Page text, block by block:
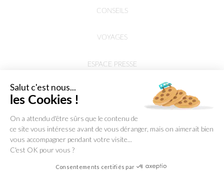
CONSEILS
VOYAGES
ESPACE PRESSE
Salut c'est nous...
les Cookies !
On a attendu d'être sûrs que le contenu de
ce site vous intéresse avant de vous déranger, mais on aimerait bien
vous accompagner pendant votre visite...
C'est OK pour vous ?
Consentements certifiés par